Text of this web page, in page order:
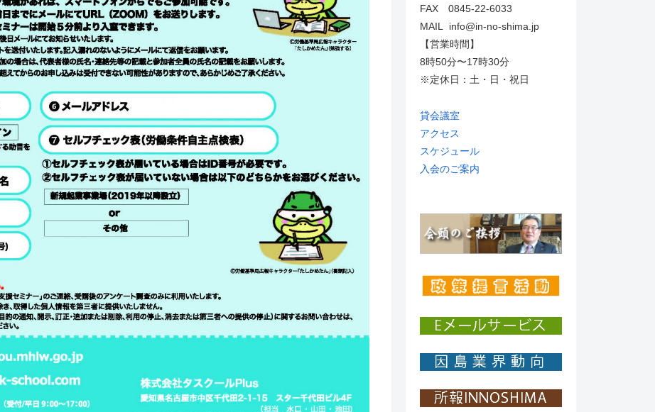
FAX 0845-22-6033
MAIL info@in-no-shima.jp
【営業時間】
8時50分〜17時30分
※定休日：土・日・祝日
貸会議室
アクセス
スケジュール
入会のご案内